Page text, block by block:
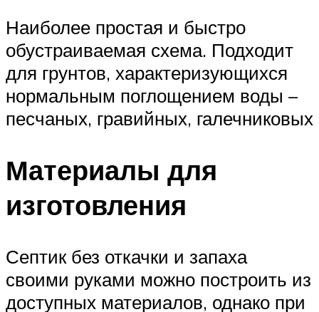
Наиболее простая и быстро
обустраиваемая схема. Подходит
для грунтов, характеризующихся
нормальным поглощением воды –
песчаных, гравийных, галечниковых
Материалы для
изготовления
Септик без откачки и запаха
своими руками можно построить из
доступных материалов, однако при